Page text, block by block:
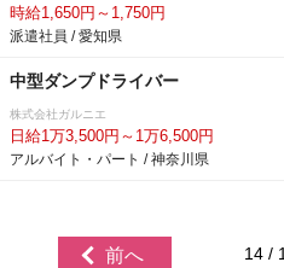
時給1,650円～1,750円
派遣社員 / 愛知県
中型ダンプドライバー
株式会社ガルニエ
日給1万3,500円～1万6,500円
アルバイト・パート / 神奈川県
前へ 14 /